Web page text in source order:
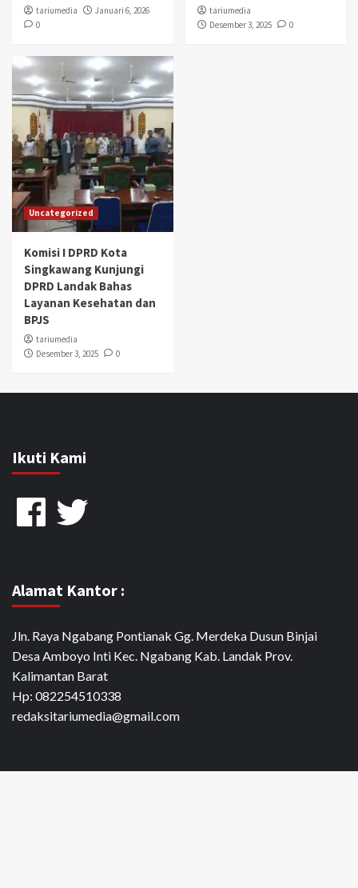
tariumedia
Januari 6, 2026
0
tariumedia
Desember 3, 2025
0
Uncategorized
Komisi I DPRD Kota
Singkawang Kunjungi
DPRD Landak Bahas
Layanan Kesehatan dan
BPJS
tariumedia
Desember 3, 2025
0
Ikuti Kami
FacebookTwitter
Alamat Kantor :
Jln. Raya Ngabang Pontianak Gg. Merdeka Dusun Binjai
Desa Amboyo Inti Kec. Ngabang Kab. Landak Prov.
Kalimantan Barat
Hp: 082254510338
redaksitariumedia@gmail.com